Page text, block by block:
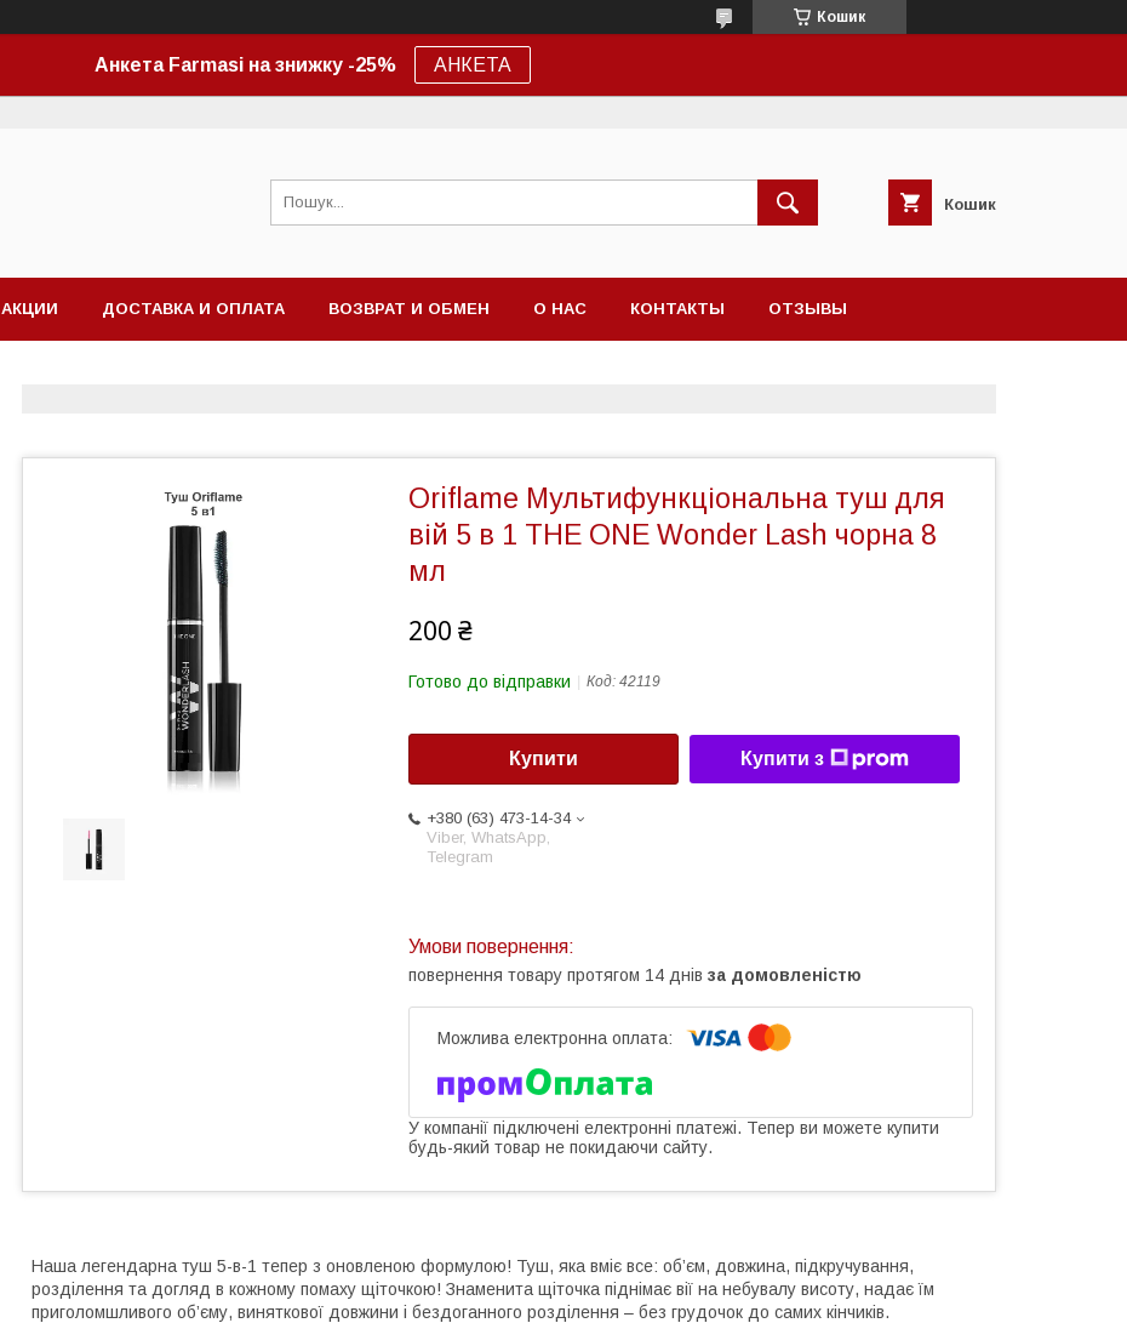
Кошик
Анкета Farmasi на знижку -25% АНКЕТА
Кошик
АКЦИИ ДОСТАВКА И ОПЛАТА ВОЗВРАТ И ОБМЕН О НАС КОНТАКТЫ ОТЗЫВЫ
Oriflame Мультифункціональна туш для
вій 5 в 1 THE ONE Wonder Lash чорна 8
мл
200 ₴
Готово до відправки Код: 42119
Купити Купити з
+380 (63) 473-14-34
Viber, WhatsApp,
Telegram
повернення товару протягом 14 днів за домовленістю
У компанії підключені електронні платежі. Тепер ви можете купити
будь-який товар не покидаючи сайту.
Наша легендарна туш 5-в-1 тепер з оновленою формулою! Туш, яка вміє все: об’єм, довжина, підкручування,
розділення та догляд в кожному помаху щіточкою! Знаменита щіточка піднімає вії на небувалу висоту, надає їм
приголомшливого об’єму, виняткової довжини і бездоганного розділення – без грудочок до самих кінчиків.